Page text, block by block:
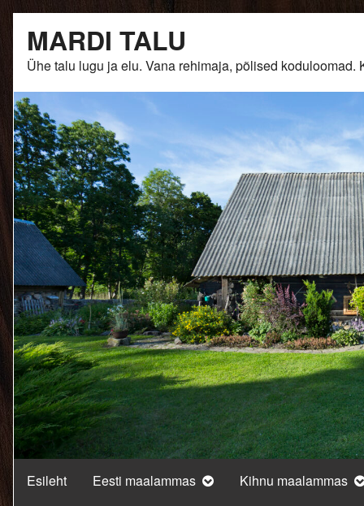
content
MARDI TALU
Ühe talu lugu ja elu. Vana rehimaja, põlised
Esileht Eesti maalammas Kihnu maalammas